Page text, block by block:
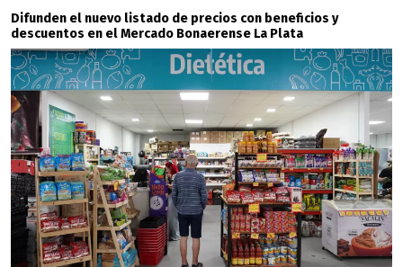
Difunden el nuevo listado de precios con beneficios y
descuentos en el Mercado Bonaerense La Plata